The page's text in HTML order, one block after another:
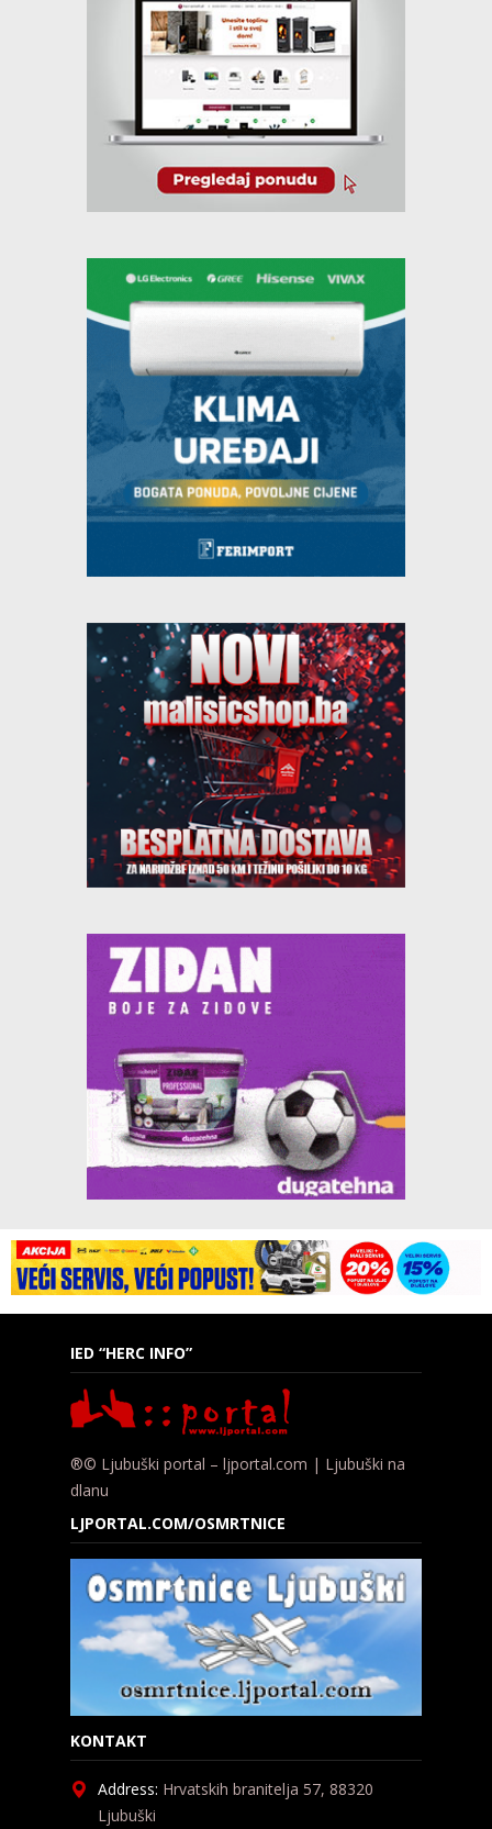
IED “HERC INFO”
®© Ljubuški portal – ljportal.com | Ljubuški na
dlanu
LJPORTAL.COM/OSMRTNICE
KONTAKT
Address: Hrvatskih branitelja 57, 88320
Ljubuški